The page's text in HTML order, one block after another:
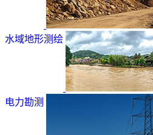
水域地形测绘
电力勘测